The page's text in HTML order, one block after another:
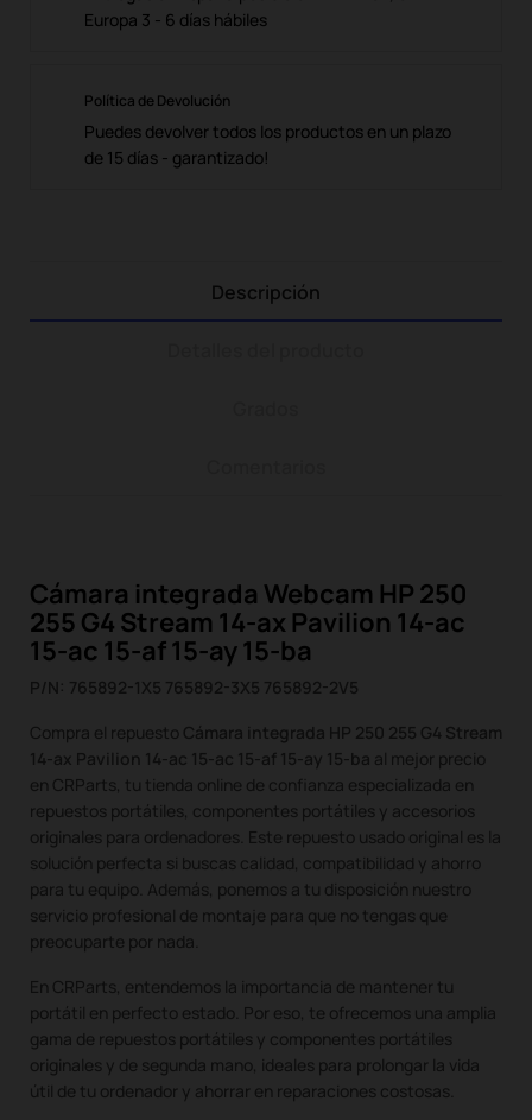
Europa 3 - 6 días hábiles
Política de Devolución
Puedes devolver todos los productos en un plazo
de 15 días - garantizado!
Descripción
Cámara integrada Webcam HP 250
255 G4 Stream 14-ax Pavilion 14-ac
15-ac 15-af 15-ay 15-ba
P/N: 765892-1X5 765892-3X5 765892-2V5
Compra el repuesto Cámara integrada HP 250 255 G4 Stream
14-ax Pavilion 14-ac 15-ac 15-af 15-ay 15-ba al mejor precio
en CRParts, tu tienda online de confianza especializada en
repuestos portátiles, componentes portátiles y accesorios
originales para ordenadores. Este repuesto usado original es la
solución perfecta si buscas calidad, compatibilidad y ahorro
para tu equipo. Además, ponemos a tu disposición nuestro
servicio profesional de montaje para que no tengas que
preocuparte por nada.
En CRParts, entendemos la importancia de mantener tu
portátil en perfecto estado. Por eso, te ofrecemos una amplia
gama de repuestos portátiles y componentes portátiles
originales y de segunda mano, ideales para prolongar la vida
útil de tu ordenador y ahorrar en reparaciones costosas.